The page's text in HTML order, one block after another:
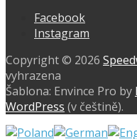
Facebook
Instagram
Copyright © 2026
vyhrazena
Šablona: Envince Pro by
WordPress (v češtině).